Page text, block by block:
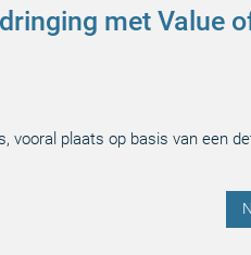
met Value
vooral plaats op basis van een